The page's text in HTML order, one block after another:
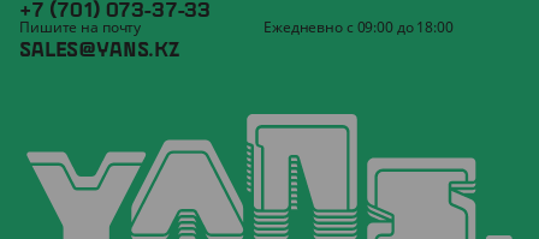
+7 (701) 073-37-33
Пишите на почту
SALES@YANS.KZ
Ежедневно с 09:00 до 18:00